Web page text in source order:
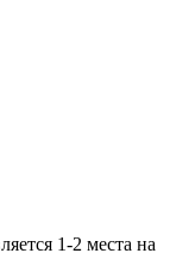
1-2 места на